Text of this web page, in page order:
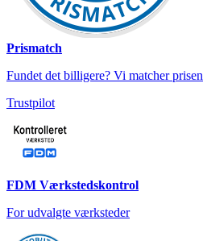
Prismatch
Fundet det billigere? Vi matcher prisen
Trustpilot
FDM Værkstedskontrol
For udvalgte værksteder